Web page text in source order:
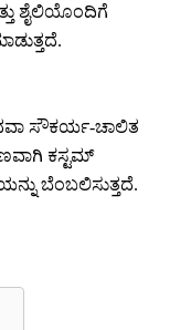
ಶೈಲಿಯೊಂದಿಗೆ
ಸೌಕರ್ಯ-ಚಾಲಿತ
ಕಸ್ಟಮ್
ಬೆಂಬಲಿಸುತ್ತದೆ.